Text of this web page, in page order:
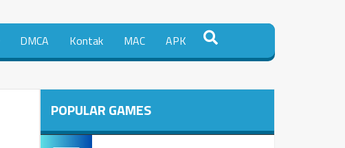
DMCA Kontak MAC APK
POPULAR GAMES